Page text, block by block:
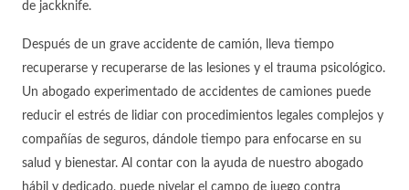
de jackknife.
Después de un grave accidente de camión, lleva tiempo
recuperarse y recuperarse de las lesiones y el trauma psicológico.
Un abogado experimentado de accidentes de camiones puede
reducir el estrés de lidiar con procedimientos legales complejos y
compañías de seguros, dándole tiempo para enfocarse en su
salud y bienestar. Al contar con la ayuda de nuestro abogado
hábil y dedicado, puede nivelar el campo de juego contra